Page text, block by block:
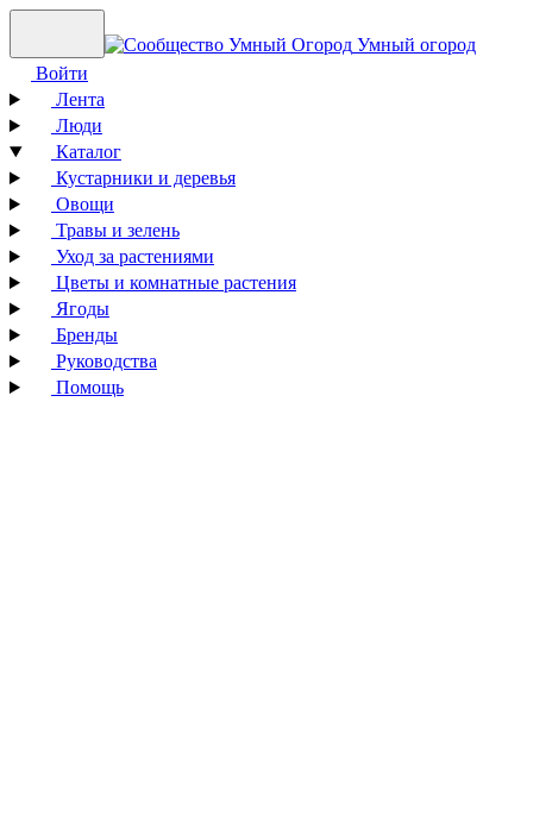
Умный огород
Войти
Лента
Люди
Каталог
Кустарники и деревья
Овощи
Травы и зелень
Уход за растениями
Цветы и комнатные растения
Ягоды
Бренды
Руководства
Помощь